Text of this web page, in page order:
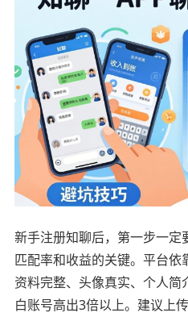
新手注册知聊后，第一步一定
匹配率和收益的关键。平台依
资料完整、头像真实、个人
白账号高出3倍以上。建议上